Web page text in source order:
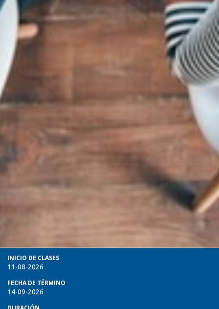
INICIO DE CLASES
11-08-2026
FECHA DE TÉRMINO
14-09-2026